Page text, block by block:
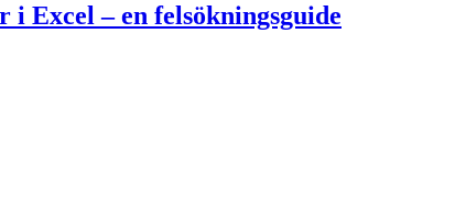
Excel – en felsökningsguide